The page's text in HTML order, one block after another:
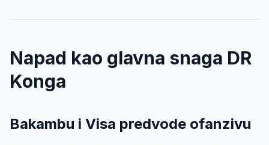
Napad kao glavna snaga DR
Konga
Bakambu i Visa predvode ofanzivu